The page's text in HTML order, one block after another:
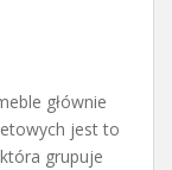
głównie
jest to
grupuje